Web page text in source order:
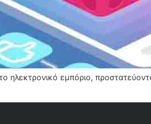
ηλεκτρονικό εμπόριο,